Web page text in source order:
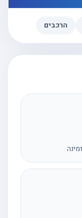
הרכבים